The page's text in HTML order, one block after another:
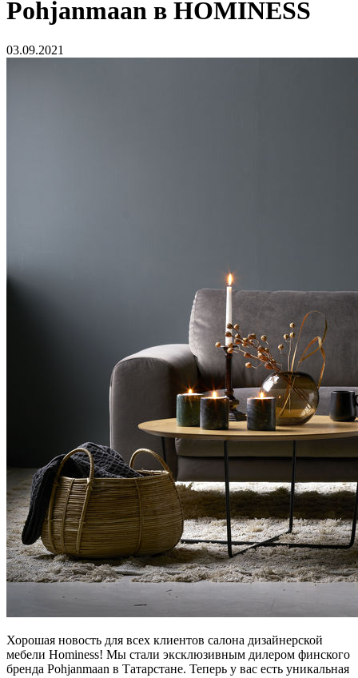
Pohjanmaan в HOMINESS
03.09.2021
Хорошая новость для всех клиентов салона дизайнерской
мебели Hominess! Мы стали эксклюзивным дилером финского
бренда Pohjanmaan в Татарстане. Теперь у вас есть уникальная